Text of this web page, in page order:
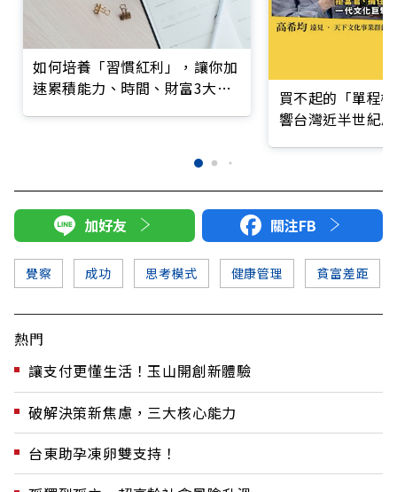
如何培養「習慣紅利」，讓你加
速累積能力、時間、財富3大資
買不起的「單程
響台灣近半世紀
加好友 關注FB
覺察 成功 思考模式 健康管理 貧富差距
熱門
讓支付更懂生活！玉山開創新體驗
破解決策新焦慮，三大核心能力
台東助孕凍卵雙支持！